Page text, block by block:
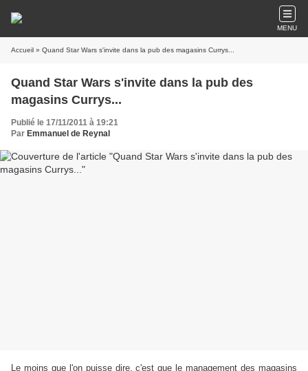
MENU
Accueil » Quand Star Wars s'invite dans la pub des magasins Currys...
Quand Star Wars s'invite dans la pub des
magasins Currys...
Publié le 17/11/2011 à 19:21
Par Emmanuel de Reynal
Le moins que l'on puisse dire, c'est que le management des magasins